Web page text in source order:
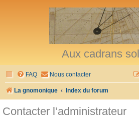
Aux cadrans
FAQ Nous contacter
La gnomonique Index du forum
Contacter l’administrateur